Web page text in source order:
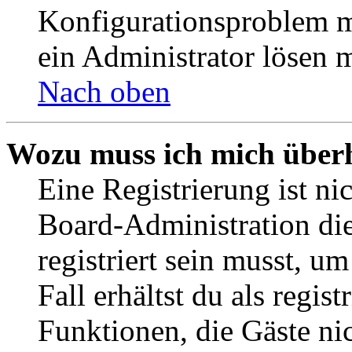
Konfigurationsproblem
ein Administrator lösen
Nach oben
Wozu muss ich mich
Eine Registrierung ist
Board-Administration
registriert sein musst,
Fall erhältst du als
Funktionen, die Gäste